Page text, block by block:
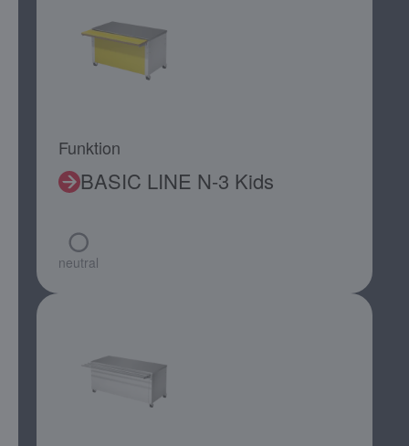
Funktion
BASIC LINE N-3 Kids
neutral